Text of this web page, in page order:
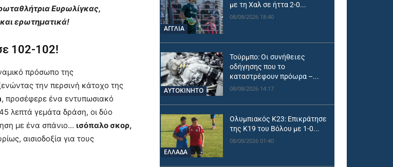
Ευρωλίγκας,
ερωτηματικά!
102-102!
πρόσωπο της
την περσινή κάτοχο της
, προσέφερε ένα εντυπωσιακό
λεπτά γεμάτα δράση, οι δύο
με ένα σπάνιο… ισόπαλο σκορ,
αισιοδοξία για τους
ΑΓΓΛΙΑ
με τη Χαλ σε ήττα 2-0...
08/08/2026 18:40
ΑΥΤΟΚΙΝΗΤΟ
Τούρμπο: Οι συνήθειες
οδήγησης που το
καταστρέφουν πρόωρα –...
08/08/2026 14:17
ΕΛΛΑΔΑ
Ολυμπιακός Κ23: Επικράτησε
της Κ19 του Βόλου με 1-0...
08/08/2026 01:40